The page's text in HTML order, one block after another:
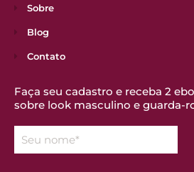
Sobre
Blog
Contato
Faça seu cadastro e receba 2
sobre look masculino e guarda-